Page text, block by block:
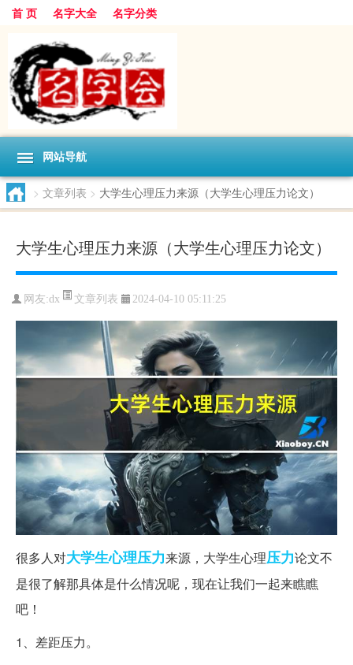
首 页 名字大全 名字分类
网站导航
> 文章列表 > 大学生心理压力来源（大学生心理压力论文）
大学生心理压力来源（大学生心理压力论文）
网友:dx 文章列表 2024-04-10 05:11:25
很多人对大学生心理压力来源，大学生心理压力论文不
是很了解那具体是什么情况呢，现在让我们一起来瞧瞧
吧！
1、差距压力。